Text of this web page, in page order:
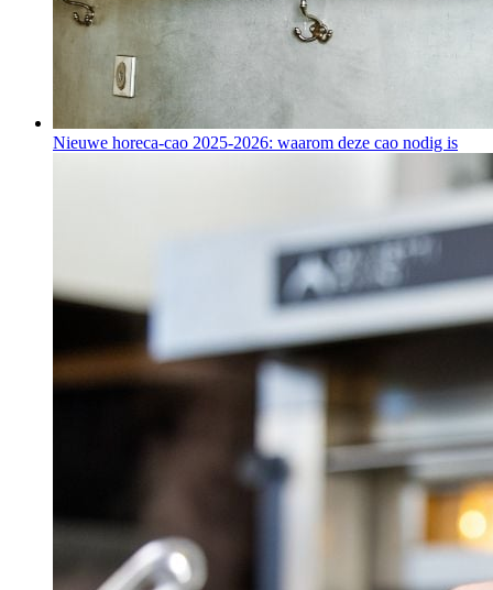
Nieuwe horeca-cao 2025-2026: waarom deze cao nodig is